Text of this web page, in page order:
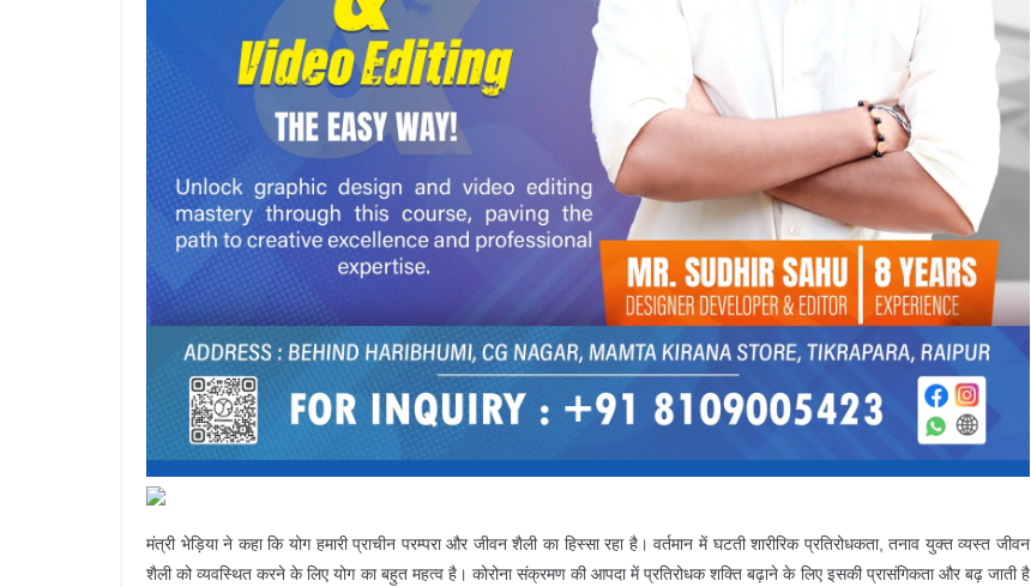
मंत्री भेड़िया ने कहा कि योग हमारी प्राचीन परम्परा और जीवन शैली का हिस्सा रहा है। वर्तमान में घटती शारीरिक प्रतिरोधकता, तनाव युक्त व्यस्त जीवन
शैली को व्यवस्थित करने के लिए योग का बहुत महत्व है। कोरोना संक्रमण की आपदा में प्रतिरोधक शक्ति बढ़ाने के लिए इसकी प्रासंगिकता और बढ़ जाती है